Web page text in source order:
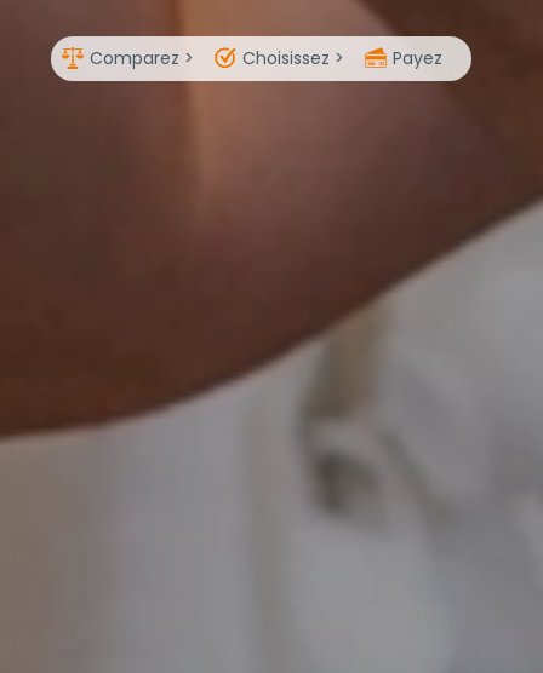
Comparez > Choisissez > Payez